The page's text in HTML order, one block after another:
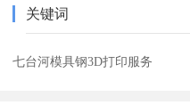
关键词
七台河模具钢3D打印服务